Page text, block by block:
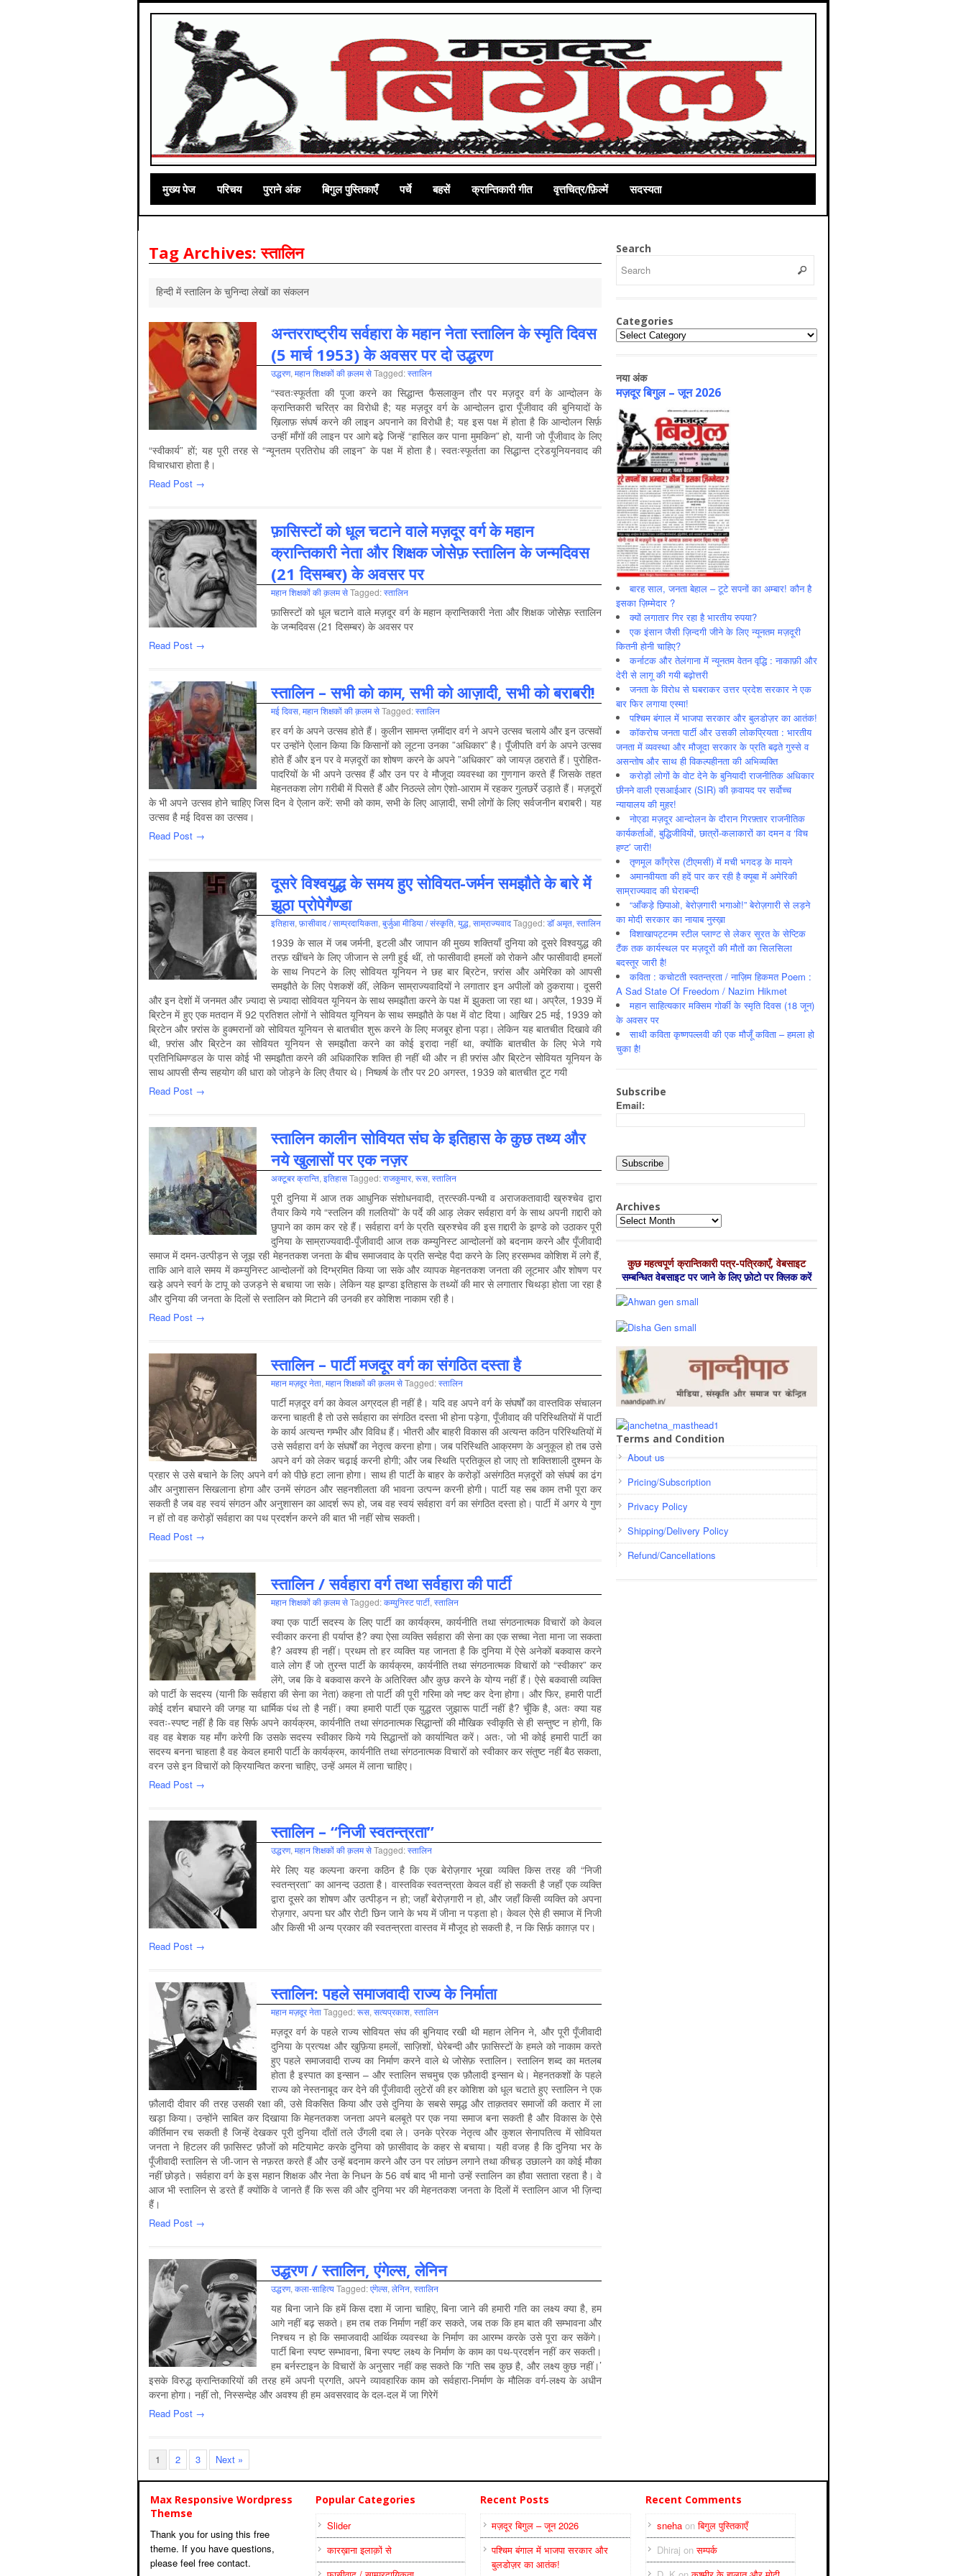
मुख्‍य पेज परिचय पुराने अंक बिगुल पुस्तिकाएँ पर्चे बहसें क्रान्तिकारी गीत वृत्तचित्र/फ़िल्में सदस्यता
Tag Archives:स्‍तालिन
हिन्‍दी में स्‍तालिन के चुनिन्‍दा लेखों का संकलन
अन्तरराष्ट्रीय सर्वहारा के महान नेता स्तालिन के स्मृति दिवस
(5 मार्च 1953) के अवसर पर दो उद्धरण
उद्धरण, महान शिक्षकों की क़लम सेTagged:स्‍तालिन
“स्वतःस्फूर्तता की पूजा करने का सिद्धान्त फैसलाकुन तौर पर मज़दूर वर्ग के आन्दोलन के
क्रान्तिकारी चरित्र का विरोधी है; यह मज़दूर वर्ग के आन्दोलन द्वारा पूँजीवाद की बुनियादों के
ख़िलाफ़ संघर्ष करने की लाइन अपनाने का विरोधी है; यह इस पक्ष में होता है कि आन्दोलन सिर्फ़
उन्हीं माँगों की लाइन पर आगे बढ़े जिन्हें “हासिल कर पाना मुमकिन” हो, यानी जो पूँजीवाद के लिए
“स्वीकार्य” हों; यह पूरी तरह से “न्यूनतम प्रतिरोध की लाइन” के पक्ष में होता है। स्वतःस्फूर्तता का सिद्धान्त ट्रेडयूनियनवाद की
विचारधारा होता है।
Read Post →
फ़ासिस्टों को धूल चटाने वाले मज़दूर वर्ग के महान
क्रान्तिकारी नेता और शिक्षक जोसेेफ़ स्तालिन के जन्मदिवस
(21 दिसम्बर) के अवसर पर
महान शिक्षकों की क़लम सेTagged:स्‍तालिन
फ़ासिस्टों को धूल चटाने वाले मज़दूर वर्ग के महान क्रान्तिकारी नेता और शिक्षक जोसेेफ़ स्तालिन
के जन्मदिवस (21 दिसम्बर) के अवसर पर
Read Post →
स्‍तालिन – सभी को काम, सभी को आज़ादी, सभी को बराबरी!
मई दिवस, महान शिक्षकों की क़लम सेTagged:स्‍तालिन
हर वर्ग के अपने उत्सव होते हैं। कुलीन सामन्त ज़मींदार वर्ग ने अपने उत्सव चलाये और इन उत्सवों
पर उन्होंने ऐलान कि‍या कि‍ कि‍सानों को लूटना उनका ”अधि‍कार” है। पॅूंजीपति ‍वर्ग के अपने उत्सव
होते हैं और इन पर वे मज़दूरों का शोषण करने के अपने ”अधि‍कार” को जायज़ ठहराते हैं। पुरोहि‍त-
पादरि‍यों के भी अपने उत्सव हैं और उन पर वे मौजूदा व्यवस्था का गुणगान करते हैं जि‍सके तहत
मेहनतकश लोग ग़रीबी में पि‍सते हैं और नि‍ठल्ले लोग ऐशो-आराम में रहकर गुलछर्रे उड़ाते हैं। मज़दूरों
के भी अपने उत्सव होने चाहि‍ए जि‍स दि‍न वे ऐलान करें: सभी को काम, सभी के लि‍ए आज़ादी, सभी लोगों के लि‍ए सर्वजनीन बराबरी। यह
उत्सव है मई दि‍वस का उत्सव।
Read Post →
दूसरे विश्वयुद्ध के समय हुए सोवियत-जर्मन समझौते के बारे में
झूठा प्रोपेगैण्डा
इतिहास, फ़ासीवाद / साम्‍प्रदायिकता, बुर्जुआ मीडिया / संस्कृति, युद्ध, साम्राज्‍यवादTagged:डॉ अमृत, स्‍तालिन
1939 के साल में जब जर्मनी, इटली और जापान की मुख्य शक्तियाँ दुनिया को दूसरे विश्वयुद्ध की
तरफ़ खींचने के लिए जीजान से लगी हुई थीं, तो फासीवादी हमलों को रोकने और फासीवादी हमलों
के साथ निपटने के लिए सोवियत यूनियन ने छह बार ब्रिटेन, फ़्रांस और अमेरिका को आपसी
समझौते के लिए पेशकशें कीं, लेकिन साम्राज्यवादियों ने लगातार इन अपीलों को ठुकराया। दूसरी
और इन देशों में जनमत और ज़्यादा से ज़्यादा सोवियत यूनियन के साथ समझौता करने के पक्ष में झुकता जा रहा था। अप्रैल, 1939 में
ब्रिटेन में हुए एक मतदान में 92 प्रतिशत लोगों ने सोवियत यूनियन के साथ समझौते के पक्ष में वोट दिया। आखि़र 25 मई, 1939 को
ब्रिटेन और फ़्रांस के हुक्मरानों को सोवियत यूनियन से बातचीत शुरू करने के लिए मजबूर होना पड़ा। लेकिन यह बातचीत दिखावे की
थी, फ़्रांस और ब्रिटेन का सोवियत यूनियन से समझौता करने का कोई इरादा नहीं था, क्योंकि बातचीत के लिए भेजे गये
प्रतिनिधिमण्डल के पास कोई भी समझौता करने की अधिकारिक शक्ति ही नहीं थी और न ही फ़्रांस और ब्रिटेन सोवियत यूनियन के
साथ आपसी सैन्य सहयोग की धारा को जोड़ने के लिए तैयार थे। निष्कर्ष के तौर पर 20 अगस्त, 1939 को बातचीत टूट गयी
Read Post →
स्तालिन कालीन सोवियत संघ के इतिहास के कुछ तथ्य और
नये खुलासों पर एक नज़र
अक्‍टूबर क्रान्ति, इतिहासTagged:राजकुमार, रूस, स्‍तालिन
पूरी दुनिया में आज तक आधुनिक संशोधनवादी, त्रत्स्की-पन्थी व अराजकतावादी ख्रुश्चेव द्वारा
तैयार किये गये “स्‍तलिन की ग़लतियों” के पर्दे की आड़ लेकर सर्वहारा वर्ग के साथ अपनी ग़द्दारी को
छुपाने का काम कर रहे हैं। सर्वहारा वर्ग के प्रति ख्रुश्चेव की इस ग़द्दारी के झण्डे को उठाकर पूरी
दुनिया के साम्राज्यवादी-पूँजीवादी आज तक कम्युनिस्ट आन्दोलनों को बदनाम करने और पूँजीवादी
समाज में दमन-उत्पीड़न से जूझ रही मेहनतकश जनता के बीच समाजवाद के प्रति सन्देह पैदा करने के लिए हरसम्भव कोशिश में लगे हैं,
ताकि आने वाले समय में कम्युनिस्ट आन्दोलनों को दिग्भ्रमित किया जा सके और व्यापक मेहनतकश जनता की लूटमार और शोषण पर
खड़े अपने स्वर्ग के टापू को उजड़ने से बचाया जा सके। लेकिन यह झण्डा इतिहास के तथ्यों की मार से लगातार चिथड़ा होता जा रहा है
और दुनिया की जनता के दिलों से स्तालिन को मिटाने की उनकी हर कोशिश नाकाम रही है।
Read Post →
स्‍तालिन – पार्टी मजदूर वर्ग का संगठित दस्ता है
महान मज़दूर नेता, महान शिक्षकों की क़लम सेTagged:स्‍तालिन
पार्टी मज़दूर वर्ग का केवल अग्रदल ही नहीं है। यदि वह अपने वर्ग के संघर्षों का वास्तविक संचालन
करना चाहती है तो उसे सर्वहारा का संगठित दस्ता भी होना पड़ेगा, पूँजीवाद की परिस्थितियों में पार्टी
के कार्य अत्यन्त गम्भीर और विविध हैं। भीतरी और बाहरी विकास की अत्यन्त कठिन परिस्थितियों में
उसे सर्वहारा वर्ग के संघर्षों का नेतृत्व करना होगा। जब परिस्थिति आक्रमण के अनुकूल हो तब उसे
अपने वर्ग को लेकर चढ़ाई करनी होगी; और जब स्थिति प्रतिकूल हो जाए तो शक्तिशाली दुश्मन के
प्रहार से उसे बचाने के लिए अपने वर्ग को पीछे हटा लाना होगा। साथ ही पार्टी के बाहर के करोड़ों असंगठित मज़दूरों को संघर्ष का ढंग
और अनुशासन सिखलाना होगा और उनमें संगठन और सहनशीलता की भावना उत्पन्न करनी होगी। पार्टी यह सब काम तभी पूरा कर
सकती है जब वह स्वयं संगठन और अनुशासन का आदर्श रूप हो, जब वह स्वयं सर्वहारा वर्ग का संगठित दस्ता हो। पार्टी में अगर ये गुण
न हों तो वह करोड़ों सर्वहारा का पथ प्रदर्शन करने की बात भी नहीं सोच सकती।
Read Post →
स्तालिन / सर्वहारा वर्ग तथा सर्वहारा की पार्टी
महान शिक्षकों की क़लम सेTagged:कम्‍युनिस्‍ट पार्टी, स्‍तालिन
क्या एक पार्टी सदस्य के लिए पार्टी का कार्यक्रम, कार्यनीति तथा संगठनात्मक विचारों को केवल
स्वीकार करना ही पर्याप्त है? क्या ऐसा व्यक्ति सर्वहारा की सेना का एक सच्चा नेता माना जा सकता
है? अवश्य ही नहीं। प्रथम तो हर व्यक्ति यह जानता है कि दुनिया में ऐसे अनेकों बकवास करने
वाले लोग हैं जो तुरन्त पार्टी के कार्यक्रम, कार्यनीति तथा संगठनात्मक विचारों को “स्वीकार” कर
लेंगे, जब कि वे बकवास करने के अतिरिक्त और कुछ करने के योग्य नहीं हैं। ऐसे बकवासी व्यक्ति
को पार्टी के सदस्य (यानी कि सर्वहारा की सेना का नेता) कहना तो पार्टी की पूरी गरिमा को नष्ट कर देना होगा। और फिर, हमारी पार्टी
कोई दर्शन बघारने की जगह या धार्मिक पंथ तो है नहीं। क्या हमारी पार्टी एक युद्धरत जुझारू पार्टी नहीं है? चूँकि है, अतः क्या यह
स्वतः-स्पष्ट नहीं है कि वह सिर्फ अपने कार्यक्रम, कार्यनीति तथा संगठनात्मक सिद्धान्तों की मौखिक स्वीकृति से ही सन्तुष्ट न होगी, कि
वह वह बेशक यह माँग करेगी कि उसके सदस्य स्वीकार किये गये सिद्धान्तों को कार्यान्वित करें। अतः, जो भी कोई हमारी पार्टी का
सदस्य बनना चाहता है वह केवल हमारी पार्टी के कार्यक्रम, कार्यनीति तथा संगठनात्मक विचारों को स्वीकार कर संतुष्ट नहीं बैठ सकता,
वरन उसे इन विचारों को क्रियान्वित करना चाहिए, उन्हें अमल में लाना चाहिए।
Read Post →
स्‍तालिन – “निजी स्वतन्त्रता”
उद्धरण, महान शिक्षकों की क़लम सेTagged:स्‍तालिन
मेरे लिए यह कल्पना करना कठिन है कि एक बेरोज़गार भूखा व्यक्ति किस तरह की “निजी
स्वतन्त्रता” का आनन्द उठाता है। वास्तविक स्वतन्त्रता केवल वहीं हो सकती है जहाँ एक व्यक्ति
द्वारा दूसरे का शोषण और उत्पीड़न न हो; जहाँ बेरोज़गारी न हो, और जहाँ किसी व्यक्ति को अपना
रोज़गार, अपना घर और रोटी छिन जाने के भय में जीना न पड़ता हो। केवल ऐसे ही समाज में निजी
और किसी भी अन्य प्रकार की स्वतन्त्रता वास्तव में मौजूद हो सकती है, न कि सिर्फ़ काग़ज़ पर।
Read Post →
स्तालिन: पहले समाजवादी राज्य के निर्माता
महान मज़दूर नेताTagged:रूस, सत्‍यप्रकाश, स्‍तालिन
मज़दूर वर्ग के पहले राज्य सोवियत संघ की बुनियाद रखी थी महान लेनिन ने, और पूरी पूँजीवादी
दुनिया के प्रत्यक्ष और खुफ़ि‍या हमलों, साज़िशों, घेरेबन्दी और फ़ासिस्टों के हमले को नाकाम करते
हुए पहले समाजवादी राज्य का निर्माण करने वाले थे जोसेफ़ स्तालिन। स्तालिन शब्द का मतलब
होता है इस्पात का इन्सान – और स्तालिन सचमुच एक फ़ौलादी इन्सान थे। मेहनतकशों के पहले
राज्य को नेस्तनाबूद कर देने की पूँजीवादी लुटेरों की हर कोशिश को धूल चटाते हुए स्तालिन ने एक
फ़ौलादी दीवार की तरह उसकी रक्षा की, उसे विकसित किया और उसे दुनिया के सबसे समृद्ध और ताक़तवर समाजों की कतार में ला
खड़ा किया। उन्होंने साबित कर दिखाया कि मेहनतकश जनता अपने बलबूते पर एक नया समाज बना सकती है और विकास के ऐसे
कीर्तिमान रच सकती है जिन्हें देखकर पूरी दुनिया दाँतों तले उँगली दबा ले। उनके प्रेरक नेतृत्व और कुशल सेनापतित्व में सोवियत
जनता ने हिटलर की फ़ासिस्ट फ़ौजों को मटियामेट करके दुनिया को फ़ासीवाद के कहर से बचाया। यही वजह है कि दुनिया भर के
पूँजीवादी स्तालिन से जी-जान से नफ़रत करते हैं और उन्हें बदनाम करने और उन पर लांछन लगाने तथा कीचड़ उछालने का कोई मौका
नहीं छोड़ते। सर्वहारा वर्ग के इस महान शिक्षक और नेता के निधन के 56 वर्ष बाद भी मानो उन्हें स्तालिन का हौवा सताता रहता है। वे
आज भी स्तालिन से डरते हैं क्योंकि वे जानते हैं कि रूस की और दुनिया भर की मेहनतकश जनता के दिलों में स्तालिन आज भी ज़िन्दा
हैं।
Read Post →
उद्धरण / स्तालिन, एंगेल्‍स, लेनिन
उद्धरण, कला-साहित्‍यTagged:एंगेल्स, लेनिन, स्‍तालिन
यह बिना जाने कि हमें किस दशा में जाना चाहिए, बिना जाने की हमारी गति का लक्ष्य क्या है, हम
आगे नहीं बढ़ सकते। हम तब तक निर्माण नहीं कर सकते, जब तक कि हम बात की सम्भावना और
निश्चय न हो कि समाजवादी आर्थिक व्यवस्था के निर्माण का आरम्भ करके उसे पूरा कर सकेंगे।
पार्टी बिना स्पष्ट सम्भावना, बिना स्पष्ट लक्ष्य के निर्माण के काम का पथ-प्रदर्शन नहीं कर सकती।
हम बर्नस्टाइन के विचारों के अनुसार नहीं कह सकते कि ‘गति सब कुछ है, और लक्ष्य कुछ नहीं।’
इसके विरुद्ध क्रान्तिकारियों की तरह हमें अपनी प्रगति, अपने व्यावहारिक काम को सर्वहारा-निर्माण के मौलिक वर्ग-लक्ष्य के अधीन
करना होगा। नहीं तो, निस्सन्देह और अवश्य ही हम अवसरवाद के दल-दल में जा गिरेगें
Read Post →
1 2 3 Next »
Search
Categories
Categories
नया अंक
मज़दूर बिगुल – जून 2026
बारह साल, जनता बेहाल – टूटे सपनों का अम्बार! कौन है
इसका ज़िम्मेदार ?
क्यों लगातार गिर रहा है भारतीय रुपया?
एक इंसान जैसी ज़िन्दगी जीने के लिए न्यूनतम मज़दूरी
कितनी होनी चाहिए?
कर्नाटक और तेलंगाना में न्यूनतम वेतन वृद्धि : नाकाफ़ी और
देरी से लागू की गयी बढ़ोत्तरी
जनता के विरोध से घबराकर उत्तर प्रदेश सरकार ने एक
बार फिर लगाया एस्मा!
पश्चिम बंगाल में भाजपा सरकार और बुलडोज़र का आतंक!
कॉकरोच जनता पार्टी और उसकी लोकप्रियता : भारतीय
जनता में व्‍यवस्‍था और मौजूदा सरकार के प्रति बढ़ते गुस्‍से व
असन्‍तोष और साथ ही विकल्‍पहीनता की अभिव्‍यक्ति
करोड़ों लोगों के वोट देने के बुनियादी राजनीतिक अधिकार
छीनने वाली एसआईआर (SIR) की क़वायद पर सर्वोच्च
न्यायालय की मुहर!
नोएडा मज़दूर आन्दोलन के दौरान गिरफ़्तार राजनीतिक
कार्यकर्ताओं, बुद्धिजीवियों, छात्रों-कलाकारों का दमन व ‘विच
हण्ट’ जारी!
तृणमूल काँग्रेस (टीएमसी) में मची भगदड़ के मायने
अमानवीयता की हदें पार कर रही है क्यूबा में अमेरिकी
साम्राज्यवाद की घेराबन्दी
“आँकड़े छिपाओ, बेरोज़गारी भगाओ!” बेरोज़गारी से लड़ने
का मोदी सरकार का नायाब नुस्ख़ा
विशाखापट्टनम स्टील प्लाण्ट से लेकर सूरत के सेप्टिक
टैंक तक कार्यस्थल पर मज़दूरों की मौतों का सिलसिला
बदस्तूर जारी है!
कविता : कचोटती स्वतन्त्रता / नाज़िम हिकमत Poem :
A Sad State Of Freedom / Nazim Hikmet
महान साहित्यकार मक्सिम गोर्की के स्मृति दिवस (18 जून)
के अवसर पर
साथी कविता कृष्णपल्लवी की एक मौजूँ कविता – हमला हो
चुका है!
Subscribe
Email:
Archives
Archives
कुछ महत्‍वपूर्ण क्रान्तिकारी पत्र-पत्रिकाएँ, वेबसाइट
सम्‍बन्धित वेबसाइट पर जाने के लिए फ़ोटो पर क्लिक करें
Terms and Condition
About us
Pricing/Subscription
Privacy Policy
Shipping/Delivery Policy
Refund/Cancellations
Max Responsive Wordpress
Themse
Thank you for using this free
theme. If you have questions,
please feel free contact.
Popular Categories
Slider
कारख़ाना इलाक़ों से
Recent Posts
मज़दूर बिगुल – जून 2026
पश्चिम बंगाल में भाजपा सरकार और
बुलडोज़र का आतंक!
Recent Comments
snehaonबिगुल पुस्तिकाएँ
Dhiraj onसम्पर्क